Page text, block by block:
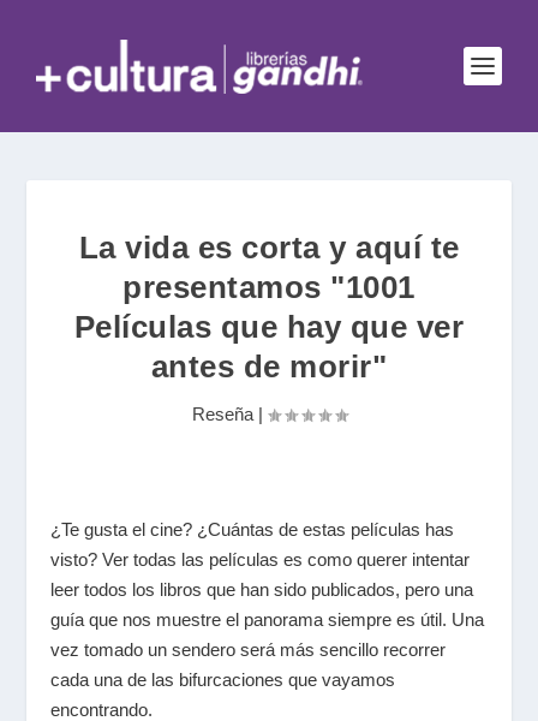
La vida es corta y aquí te
presentamos "1001
Películas que hay que ver
antes de morir"
Reseña|
¿Te gusta el cine? ¿Cuántas de estas películas has
visto? Ver todas las películas es como querer intentar
leer todos los libros que han sido publicados, pero una
guía que nos muestre el panorama siempre es útil. Una
vez tomado un sendero será más sencillo recorrer
cada una de las bifurcaciones que vayamos
encontrando.